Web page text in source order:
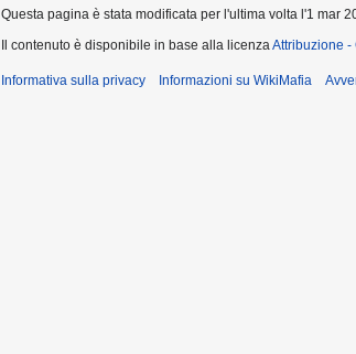
Questa pagina è stata modificata per l'ultima volta l'1 mar
Il contenuto è disponibile in base alla licenzaAttribuzione -
Informativa sulla privacy Informazioni su WikiMafia